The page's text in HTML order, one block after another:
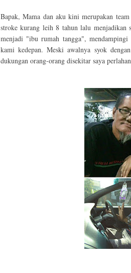
Bapak, Mama dan aku kini merupakan
stroke kurang leih 8 tahun lalu menjadikan
menjadi "ibu rumah tangga", mendampingi
kami kedepan. Meski awalnya syok
dukungan orang-orang disekitar saya